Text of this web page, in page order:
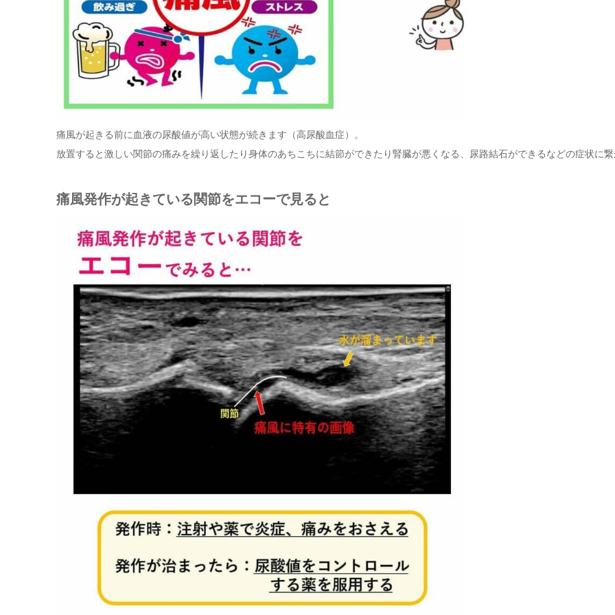
痛風が起きる前に血液の尿酸値が高い状態が続きます（高尿酸血症）。
放置すると激しい関節の痛みを繰り返したり身体のあちこちに結節ができたり腎臓が悪くなる、尿路結石ができるなどの症状に
痛風発作が起きている関節をエコーで見ると